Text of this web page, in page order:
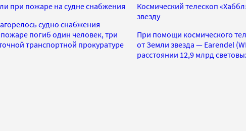
при пожаре на судне снабжения
судно снабжения
погиб один человек, три
транспортной прокуратуре
Космический телескоп
звезду
При помощи космического
от Земли звезда — Earendel
расстоянии 12,9 млрд